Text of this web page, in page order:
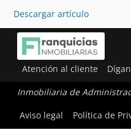
Descargar artículo
Atención al cliente
Inmobiliaria de
Aviso legal
Política de